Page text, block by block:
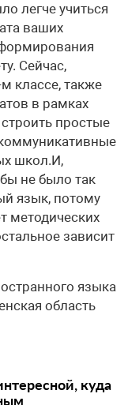
легче учиться
ваших
Сейчас,
классе, также
в рамках
простые
школ.И,
не было так
язык, потому
методических
зависит
языка
область
куда